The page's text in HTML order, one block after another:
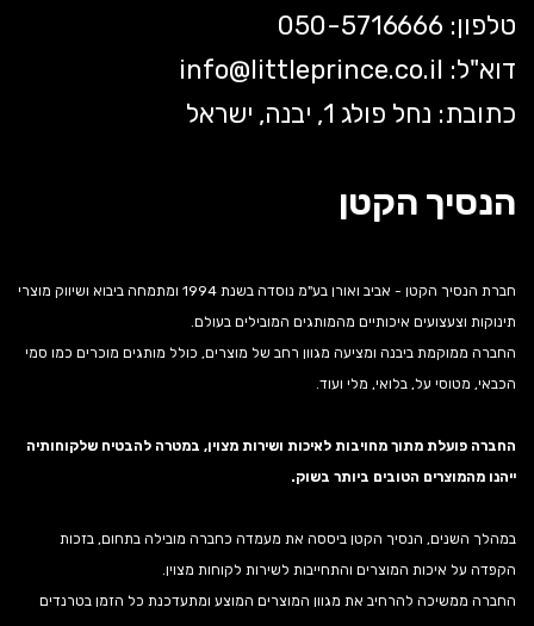
טלפון: 050-5 716666
דוא"ל:
info@littleprince.co.il
כתובת: נחל פולג 1, יבנה, ישראל
הנסיך הקטן
חברת הנסיך הקטן - אביב ואורן בע"מ נוסדה בשנת 1994 ומתמחה ביבוא ושיווק מוצרי
תינוקות וצעצועים איכותיים מהמותגים המובילים בעולם.
החברה ממוקמת ביבנה ומציעה מגוון רחב של מוצרים, כולל מותגים מוכרים כמו סמי
הכבאי, מטוסי על, בלואי, מלי ועוד.
החברה פועלת מתוך מחויבות לאיכות ושירות מצוין, במטרה להבטיח שלקוחותיה
ייהנו מהמוצרים הטובים ביותר בשוק.
במהלך השנים, הנסיך הקטן ביססה את מעמדה כחברה מובילה בתחום, בזכות
הקפדה על איכות המוצרים והתחייבות לשירות לקוחות מצוין.
החברה ממשיכה להרחיב את מגוון המוצרים המוצע ומתעדכנת כל הזמן בטרנדים